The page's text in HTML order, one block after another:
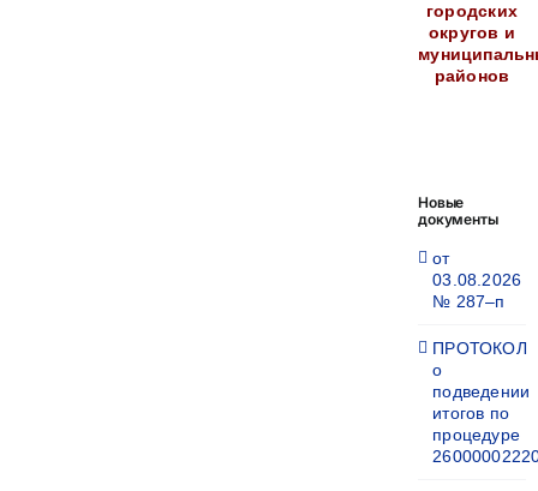
городских
округов и
районов
Новые
документы
от
03.08.2026
№ 287–п
ПРОТОКОЛ
о
подведении
итогов по
процедуре